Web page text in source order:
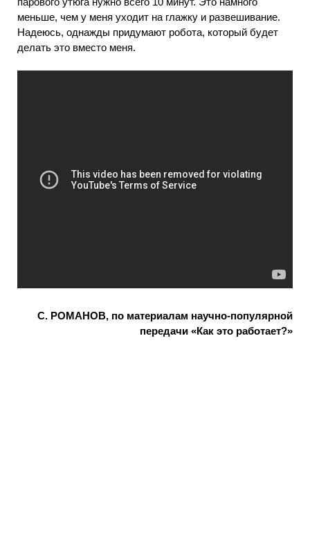
меньше, чем у меня уходит на глажку и развешивание.
Надеюсь, однажды придумают робота, который будет
делать это вместо меня.
С. РОМАНОВ, по материалам научно-популярной
передачи «Как это работает?»